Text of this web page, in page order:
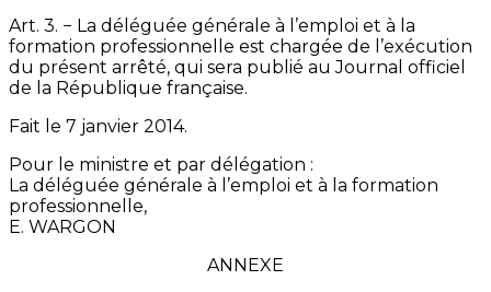
Art. 3. − La déléguée générale à l’emploi et à la
formation professionnelle est chargée de l’exécution
du présent arrêté, qui sera publié au Journal officiel
de la République française.
Fait le 7 janvier 2014.
Pour le ministre et par délégation :
La déléguée générale à l’emploi et à la formation
professionnelle,
E. WARGON
ANNEXE